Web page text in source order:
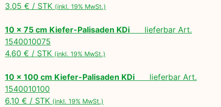
3,05 € / STK (inkl. 19% MwSt.)
10 x 75 cm Kiefer-Palisaden KDi lieferbar Art.
1540010075
4,60 € / STK (inkl. 19% MwSt.)
10 x 100 cm Kiefer-Palisaden KDi lieferbar Art.
1540010100
6,10 € / STK (inkl. 19% MwSt.)